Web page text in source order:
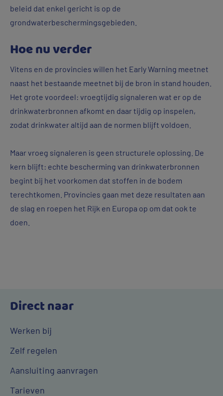
beleid dat enkel gericht is op de
grondwaterbeschermingsgebieden.
Hoe nu verder
Vitens en de provincies willen het Early Warning meetnet
naast het bestaande meetnet bij de bron in stand houden.
Het grote voordeel: vroegtijdig signaleren wat er op de
drinkwaterbronnen afkomt en daar tijdig op inspelen,
zodat drinkwater altijd aan de normen blijft voldoen.
Maar vroeg signaleren is geen structurele oplossing. De
kern blijft: echte bescherming van drinkwaterbronnen
begint bij het voorkomen dat stoffen in de bodem
terechtkomen. Provincies gaan met deze resultaten aan
de slag en roepen het Rijk en Europa op om dat ook te
doen.
Direct naar
Werken bij
Zelf regelen
Aansluiting aanvragen
Tarieven